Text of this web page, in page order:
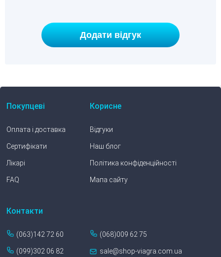
Покупцеві
Оплата і доставка
Сертифікати
Лікарі
FAQ
Корисне
Відгуки
Наш блог
Політика конфіденційності
Мапа сайту
Контакти
(063)142 72 60 (068)009 62 75
(099)302 06 82 sale@shop-viagra.com.ua